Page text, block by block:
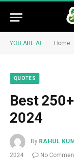
YOU ARE AT: Home
QUOTES
Best
2024
By RAHUL
2024
No